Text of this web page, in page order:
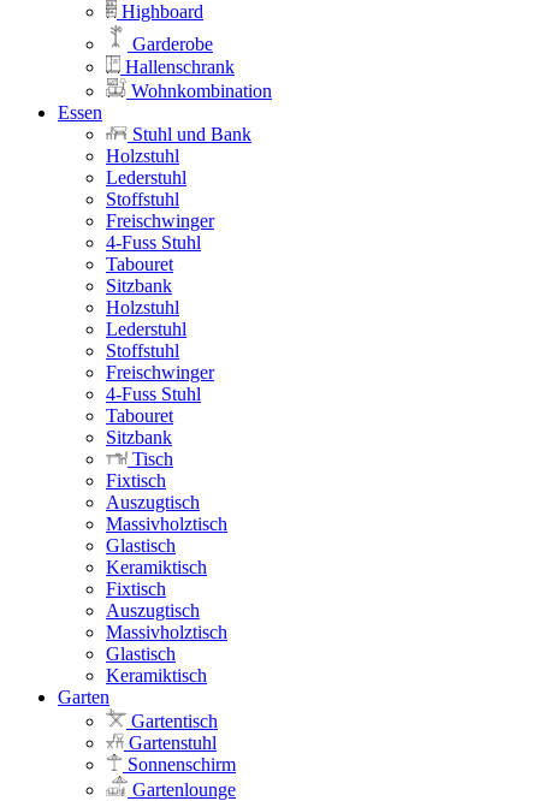
Highboard
Garderobe
Hallenschrank
Wohnkombination
Essen
Stuhl und Bank
Holzstuhl
Lederstuhl
Stoffstuhl
Freischwinger
4-Fuss Stuhl
Tabouret
Sitzbank
Holzstuhl
Lederstuhl
Stoffstuhl
Freischwinger
4-Fuss Stuhl
Tabouret
Sitzbank
Tisch
Fixtisch
Auszugtisch
Massivholztisch
Glastisch
Keramiktisch
Fixtisch
Auszugtisch
Massivholztisch
Glastisch
Keramiktisch
Garten
Gartentisch
Gartenstuhl
Sonnenschirm
Gartenlounge